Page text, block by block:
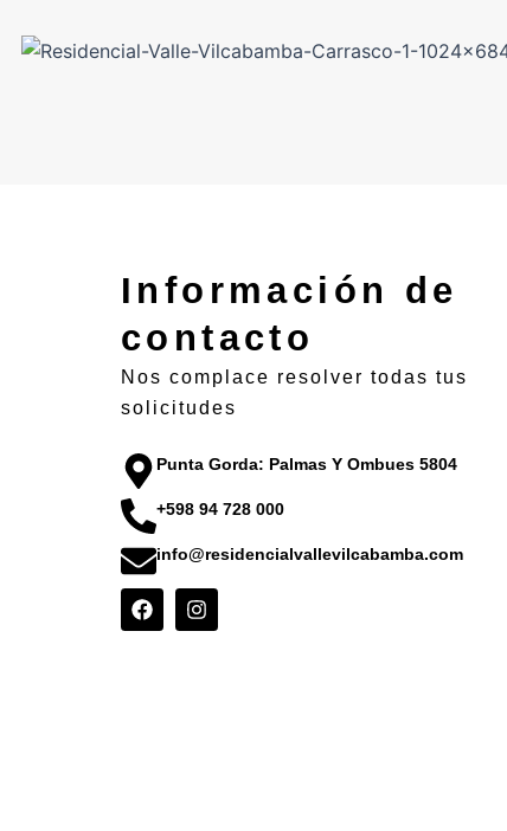
Información de
contacto
Nos complace resolver todas tus
solicitudes
Punta Gorda: Palmas Y Ombues 5804
+598 94 728 000
info@residencialvallevilcabamba.com
F
a
I
n